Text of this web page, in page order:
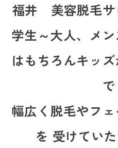
福井 美容脱毛サ
学生～大人、メ
はもちろんキッ
で
幅広く脱毛やフ
を 受けていた